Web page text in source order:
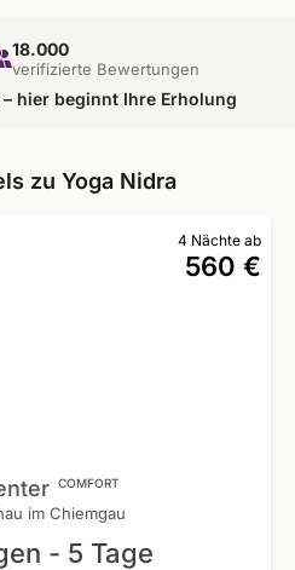
18.000
verifizierte Bewertungen
hier beginnt Ihre Erholung
zu Yoga Nidra
4 Nächte ab
560 €
COMFORT
im Chiemgau
- 5 Tage